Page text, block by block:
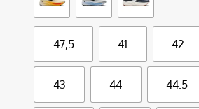
47,5 41 42
43 44 44.5